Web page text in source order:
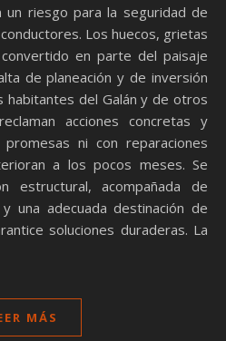
riesgo para la seguridad de
Los huecos, grietas
en parte del paisaje
de planeación y de inversión
habitantes del Galán y de otros
acciones concretas y
ni con reparaciones
a los pocos meses. Se
estructural, acompañada de
una adecuada destinación de
soluciones duraderas. La
MÁS